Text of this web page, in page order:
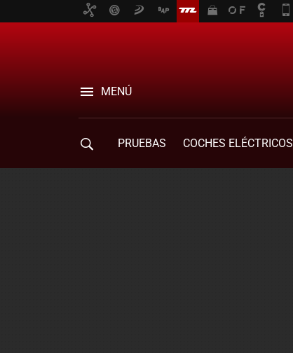
MENÚ
PRUEBAS COCHES ELÉCTRICOS